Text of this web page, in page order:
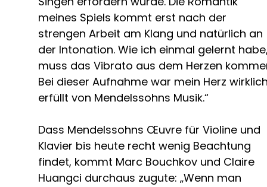
meines Spiels kommt erst nach der
strengen Arbeit am Klang und natürlich an
der Intonation. Wie ich einmal gelernt
muss das Vibrato aus dem Herzen
Bei dieser Aufnahme war mein Herz
erfüllt von Mendelssohns Musik.“
Dass Mendelssohns Œuvre für Violine und
Klavier bis heute recht wenig Beachtung
findet, kommt Marc Bouchkov und Claire
Huangci durchaus zugute: „Wenn man